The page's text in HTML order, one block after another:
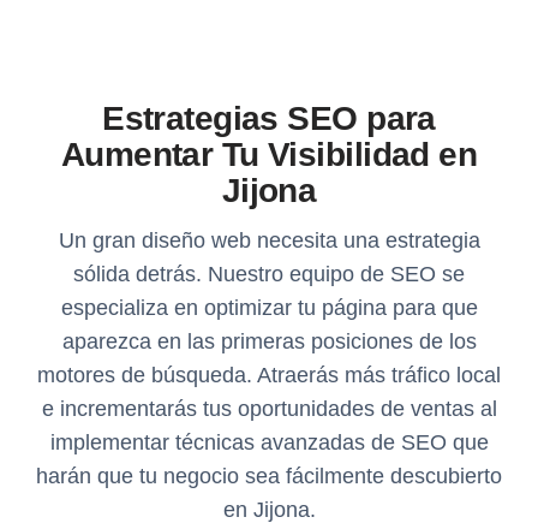
Estrategias SEO para
Aumentar Tu Visibilidad en
Jijona
Un gran diseño web necesita una estrategia
sólida detrás. Nuestro equipo de SEO se
especializa en optimizar tu página para que
aparezca en las primeras posiciones de los
motores de búsqueda. Atraerás más tráfico local
e incrementarás tus oportunidades de ventas al
implementar técnicas avanzadas de SEO que
harán que tu negocio sea fácilmente descubierto
en Jijona.